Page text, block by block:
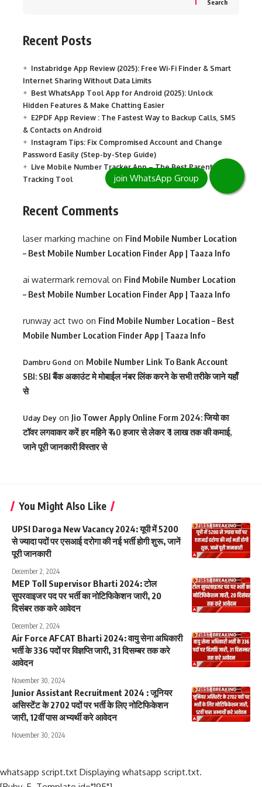
Search
Recent Posts
Instabridge App Review (2025): Free Wi-Fi Finder & Smart
Internet Sharing Without Data Limits
Best WhatsApp Tool App for Android (2025): Unlock
Hidden Features & Make Chatting Easier
E2PDF App Review : The Fastest Way to Backup Calls, SMS
& Contacts on Android
Instagram Tips: Fix Compromised Account and Change
Password Easily (Step-by-Step Guide)
Live Mobile Number Tracker App – The Best Parental
Tracking Tool
Recent Comments
laser marking machine on Find Mobile Number Location
– Best Mobile Number Location Finder App | Taaza Info
ai watermark removalon Find Mobile Number Location
– Best Mobile Number Location Finder App | Taaza Info
runway act two on Find Mobile Number Location – Best
Mobile Number Location Finder App | Taaza Info
Dambru Gond on Mobile Number Link To Bank Account
SBI: SBI बैंक अकाउंट मे मोबाईल नंबर लिंक करने के सभी तरीके जाने यहाँ
से
Uday Dey on Jio Tower Apply Online Form 2024: जियो का
टॉवर लगवाकर करें हर महिने ₹ 40 हजार से लेकर ₹ 1 लाख तक की कमाई,
जाने पूरी जानकारी विस्तार से
You Might Also Like
UPSI Daroga New Vacancy 2024: यूपी में 5200
से ज्यादा पदों पर एसआई दरोगा की नई भर्ती होगी शुरू, जानें
पूरी जानकारी
December 2, 2024
MEP Toll Supervisor Bharti 2024: टोल
सुपरवाइजर पद पर भर्ती का नोटिफिकेशन जारी, 20
दिसंबर तक करे आवेदन
December 2, 2024
Air Force AFCAT Bharti 2024: वायु सेना अधिकारी
भर्ती के 336 पदों पर विज्ञप्ति जारी, 31 दिसम्बर तक करे
आवेदन
November 30, 2024
Junior Assistant Recruitment 2024 : जूनियर
असिस्टेंट के 2702 पदों पर भर्ती के लिए नोटिफिकेशन
जारी, 12वीं पास अभ्यर्थी करे आवेदन
November 30, 2024
whatsapp script.txt Displaying whatsapp script.txt.